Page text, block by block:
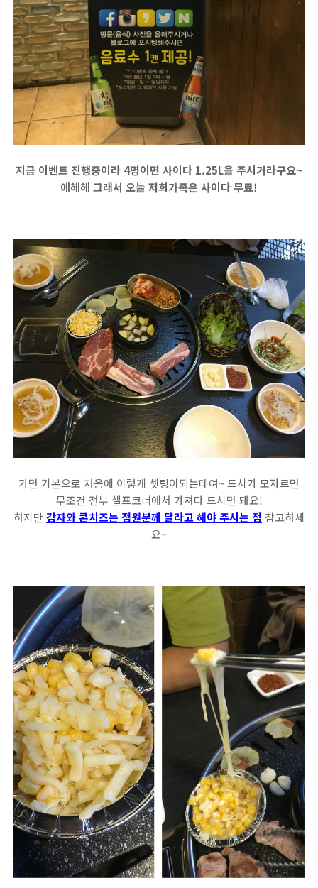
지금 이벤트 진행중이라 4명이면 사이다 1.25L을 주시거라구요~
에헤헤 그래서 오늘 저희가족은 사이다 무료!
가면 기본으로 처음에 이렇게 셋팅이되는데여~ 드시가 모자르면
무조건 전부 셀프코너에서 가져다 드시면 돼요!
하지만 감자와 콘치즈는 점원분께 달라고 해야 주시는 점 참고하세
요~